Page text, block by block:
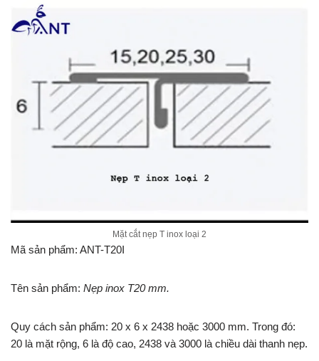
Mặt cắt nẹp T inox loại 2
Mã sản phẩm: ANT-T20I
Tên sản phẩm: Nẹp inox T20 mm.
Quy cách sản phẩm: 20 x 6 x 2438 hoặc 3000 mm. Trong đó:
20 là mặt rộng, 6 là độ cao, 2438 và 3000 là chiều dài thanh nẹp.